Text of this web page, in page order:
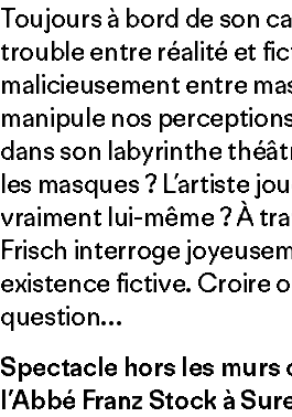
Toujours à bord de son
trouble entre réalité et
malicieusement entre
manipule nos
dans son labyrinthe
les masques ? L’artiste
vraiment lui-même ? À
Frisch interroge
existence fictive. Croire
question…
Spectacle hors les murs
l’Abbé Franz Stock à